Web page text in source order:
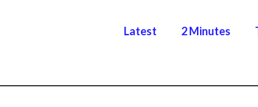
Latest 2 Minutes